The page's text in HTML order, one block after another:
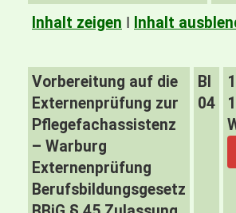
Inhalt zeigen I Inhalt
Vorbereitung auf die
Externenprüfung zur
Pflegefachassistenz
– Warburg
Externenprüfung
Berufsbildungsgesetz
BI
04